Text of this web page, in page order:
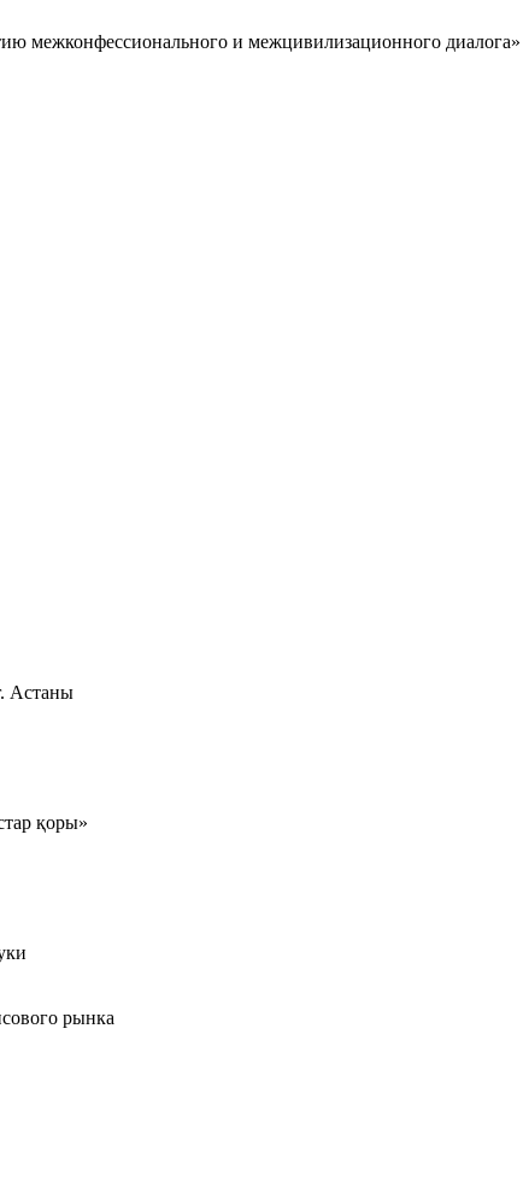
межконфессионального и межцивилизационного диалога»
Астаны
қоры»
рынка